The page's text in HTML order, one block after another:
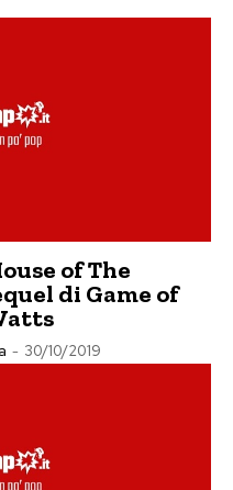
of The
di Game of
- 30/10/2019